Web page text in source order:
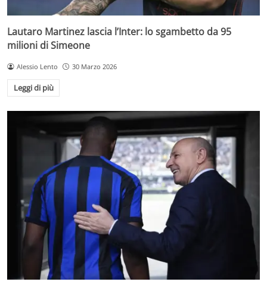
Lautaro Martinez lascia l’Inter: lo sgambetto da 95
milioni di Simeone
Alessio Lento 30 Marzo 2026
Leggi di più